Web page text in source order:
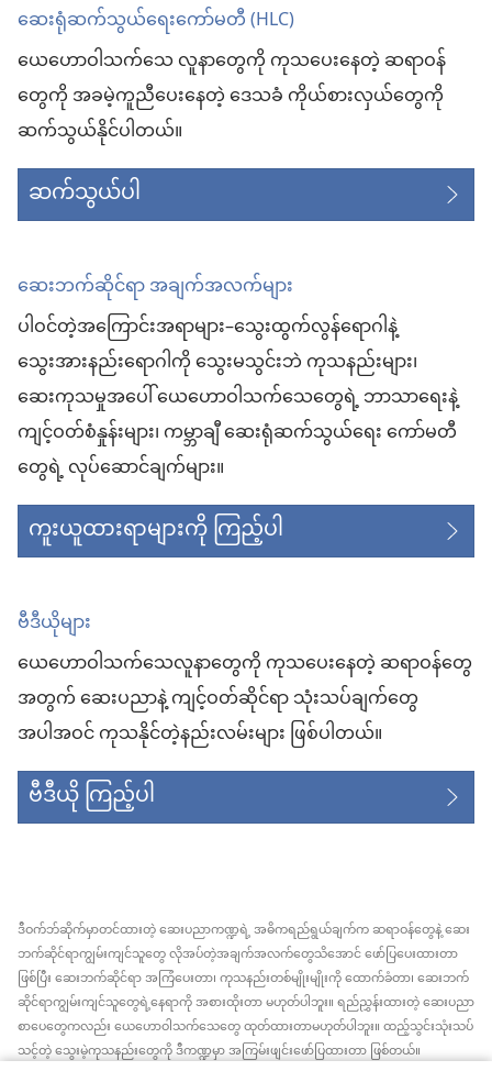
ဆေးရုံဆက်သွယ်ရေးကော်မတီ (HLC)
ယေဟောဝါသက်သေ လူနာတွေကို ကုသပေးနေတဲ့ ဆရာဝန်
တွေကို အခမဲ့ကူညီပေးနေတဲ့ ဒေသခံ ကိုယ်စားလှယ်တွေကို
ဆက်သွယ်နိုင်ပါတယ်။
ဆက်သွယ်ပါ
ဆေးဘက်ဆိုင်ရာ အချက်အလက်များ
ပါဝင်တဲ့အကြောင်းအရာများ–သွေးထွက်လွန်ရောဂါနဲ့
သွေးအားနည်းရောဂါကို သွေးမသွင်းဘဲ ကုသနည်းများ၊
ဆေးကုသမှုအပေါ် ယေဟောဝါသက်သေတွေရဲ့ ဘာသာရေးနဲ့
ကျင့်ဝတ်စံနှုန်းများ၊ ကမ္ဘာချီ ဆေးရုံဆက်သွယ်ရေး ကော်မတီ
တွေရဲ့ လုပ်ဆောင်ချက်များ။
ကူးယူထားရာများကို ကြည့်ပါ
ဗီဒီယိုများ
ယေဟောဝါသက်သေလူနာတွေကို ကုသပေးနေတဲ့ ဆရာဝန်တွေ
အတွက် ဆေးပညာနဲ့ ကျင့်ဝတ်ဆိုင်ရာ သုံးသပ်ချက်တွေ
အပါအဝင် ကုသနိုင်တဲ့နည်းလမ်းများ ဖြစ်ပါတယ်။
ဗီဒီယို ကြည့်ပါ
ဒီဝက်ဘ်ဆိုက်မှာတင်ထားတဲ့ ဆေးပညာကဏ္ဍရဲ့ အဓိကရည်ရွယ်ချက်က ဆရာဝန်တွေနဲ့ ဆေး
ဘက်ဆိုင်ရာကျွမ်းကျင်သူတွေ လိုအပ်တဲ့အချက်အလက်တွေသိအောင် ဖော်ပြပေးထားတာ
ဖြစ်ပြီး ဆေးဘက်ဆိုင်ရာ အကြံပေးတာ၊ ကုသနည်းတစ်မျိုးမျိုးကို ထောက်ခံတာ၊ ဆေးဘက်
ဆိုင်ရာကျွမ်းကျင်သူတွေရဲ့နေရာကို အစားထိုးတာ မဟုတ်ပါဘူး။ ရည်ညွှန်းထားတဲ့ ဆေးပညာ
စာပေတွေကလည်း ယေဟောဝါသက်သေတွေ ထုတ်ထားတာမဟုတ်ပါဘူး။ ထည့်သွင်းသုံးသပ်
သင့်တဲ့ သွေးမဲ့ကုသနည်းတွေကို ဒီကဏ္ဍမှာ အကြမ်းဖျင်းဖော်ပြထားတာ ဖြစ်တယ်။